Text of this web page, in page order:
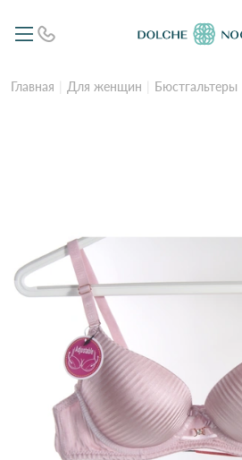
Главная Для женщин Бюстгальтеры